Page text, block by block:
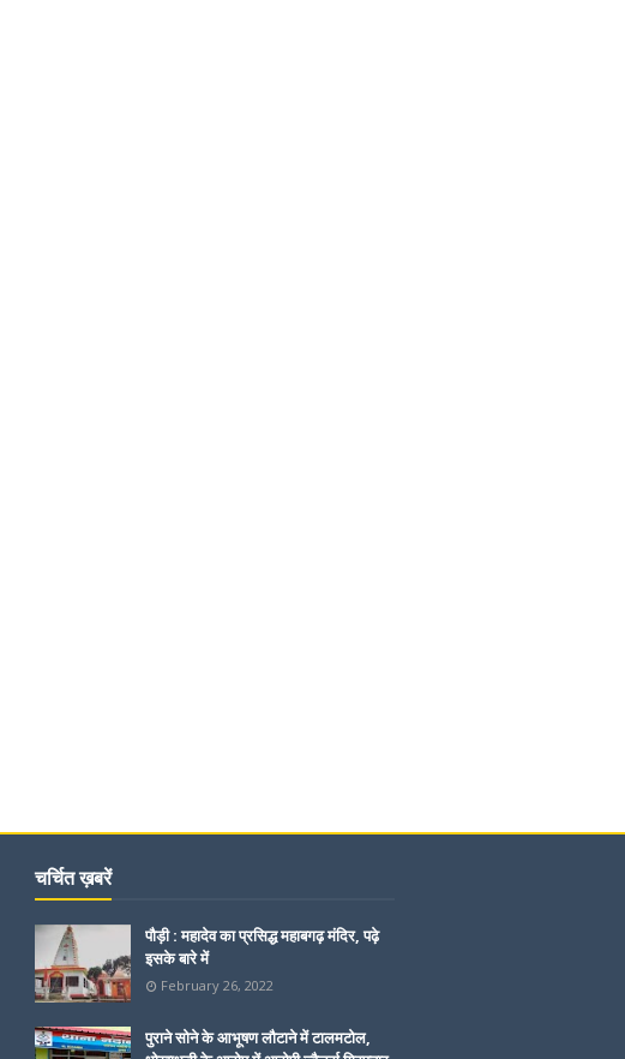
चर्चित ख़बरें
पौड़ी : महादेव का प्रसिद्ध महाबगढ़ मंदिर, पढ़े
इसके बारे में
February 26, 2022
पुराने सोने के आभूषण लौटाने में टालमटोल,